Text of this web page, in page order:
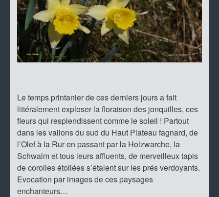
Le temps printanier de ces derniers jours a fait
littéralement exploser la floraison des jonquilles, ces
fleurs qui resplendissent comme le soleil ! Partout
dans les vallons du sud du Haut Plateau fagnard, de
l’Olef à la Rur en passant par la Holzwarche, la
Schwalm et tous leurs affluents, de merveilleux tapis
de corolles étoilées s’étalent sur les prés verdoyants.
Evocation par images de ces paysages
enchanteurs…